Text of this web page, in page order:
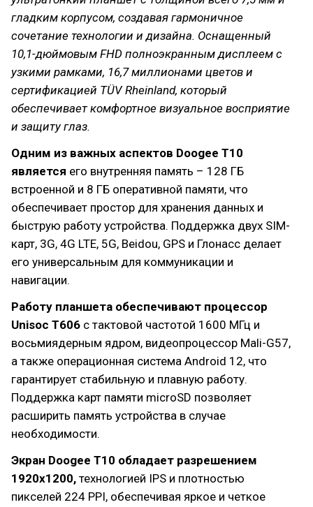
гладким корпусом, создавая гармоничное
сочетание технологии и дизайна. Оснащенный
10,1-дюймовым FHD полноэкранным дисплеем с
узкими рамками, 16,7 миллионами цветов и
сертификацией TÜV Rheinland, который
обеспечивает комфортное визуальное восприятие
и защиту глаз.
Одним из важных аспектов Doogee T10
является его внутренняя память – 128 ГБ
встроенной и 8 ГБ оперативной памяти, что
обеспечивает простор для хранения данных и
быструю работу устройства. Поддержка двух SIM-
карт, 3G, 4G LTE, 5G, Beidou, GPS и Глонасс делает
его универсальным для коммуникации и
навигации.
Работу планшета обеспечивают процессор
Unisoc T606 с тактовой частотой 1600 МГц и
восьмиядерным ядром, видеопроцессор Mali-G57,
а также операционная система Android 12, что
гарантирует стабильную и плавную работу.
Поддержка карт памяти microSD позволяет
расширить память устройства в случае
необходимости.
Экран Doogee T10 обладает разрешением
1920x1200, технологией IPS и плотностью
пикселей 224 PPI, обеспечивая яркое и четкое